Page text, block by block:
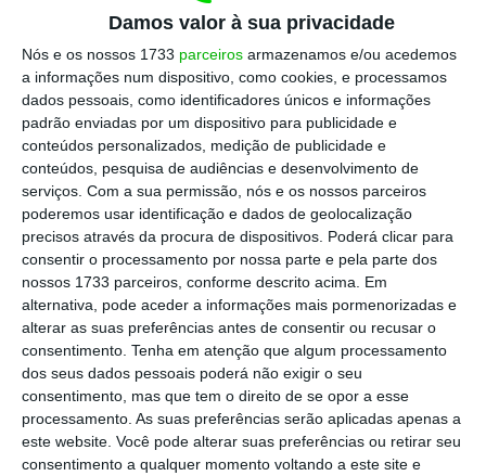
Damos valor à sua privacidade
Nós e os nossos 1733 parceiros armazenamos e/ou acedemos
a informações num dispositivo, como cookies, e processamos
dados pessoais, como identificadores únicos e informações
padrão enviadas por um dispositivo para publicidade e
conteúdos personalizados, medição de publicidade e
conteúdos, pesquisa de audiências e desenvolvimento de
serviços. Com a sua permissão, nós e os nossos parceiros
poderemos usar identificação e dados de geolocalização
precisos através da procura de dispositivos. Poderá clicar para
consentir o processamento por nossa parte e pela parte dos
nossos 1733 parceiros, conforme descrito acima. Em
alternativa, pode aceder a informações mais pormenorizadas e
alterar as suas preferências antes de consentir ou recusar o
consentimento. Tenha em atenção que algum processamento
dos seus dados pessoais poderá não exigir o seu
consentimento, mas que tem o direito de se opor a esse
processamento. As suas preferências serão aplicadas apenas a
este website. Você pode alterar suas preferências ou retirar seu
consentimento a qualquer momento voltando a este site e
Chelsea, a decisão de entregar a
liderança do clube londrino aos
elementos da Chelsea Foundation, que
são "quem está em melhor posição para
cuidar dos interesses do clube,
jogadores, equipa técnica e adeptos".
"Sempre tomei as minhas decisões tendo
os maiores interesses do clube em
mente. Continuo comprometido com
esses valores", justifica o empresário, que
em 2021 obteve a nacionalidade
portuguesa.